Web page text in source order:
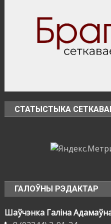
СТАТЫСТЫКА
ГАЛОЎНЫ РЭДАКТАР
Шаўчэнка Галіна